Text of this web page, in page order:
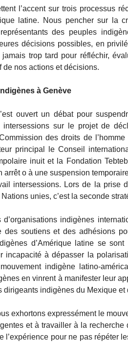
l’accent sur trois processus
latine. Nous pencher sur la
des peuples
décisions possibles, en
jamais trop tard pour réfléchir,
de nos actions et décisions.
à Genève
ouvert un débat pour
intersessions sur le projet de
des droits de l’homme
principal le Conseil
inuit et la Fondation
arrêt o à une suspension
intersessions. Lors de la prise
Nations unies, c’est la seconde
d’organisations indigènes
des soutiens et des adhésions
d’Amérique latine se
incapacité à dépasser la
indigène latino-
en vinrent à manifester leur
dirigeants indigènes du Mexique et
exhortons expressément le
et à travailler à la recherche
l’expérience pour ne pas répéter